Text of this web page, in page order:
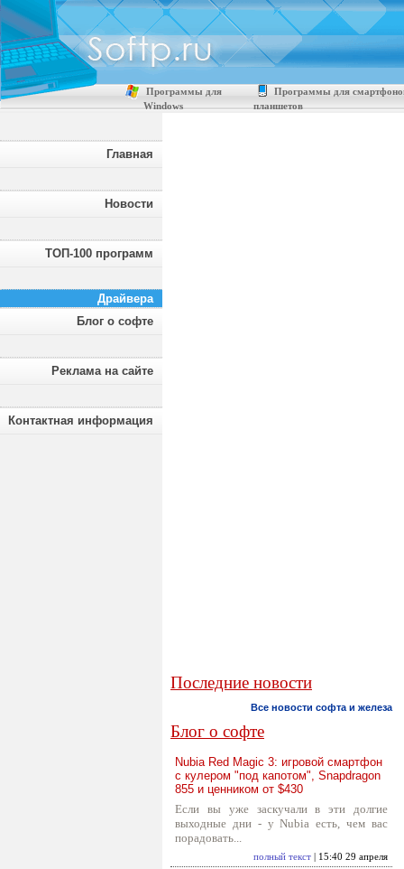
Программы для
Windows
Программы для
планшетов
Главная
Новости
ТОП-100 программ
Драйвера
Блог о софте
Реклама на сайте
Контактная информация
Последние новости
Все новости софта и железа
Блог о софте
Nubia Red Magic 3: игровой смартфон
с кулером "под капотом", Snapdragon
855 и ценником от $430
Если вы уже заскучали в эти долгие
выходные дни - у Nubia есть, чем вас
порадовать...
полный текст | 15:40 29 апреля